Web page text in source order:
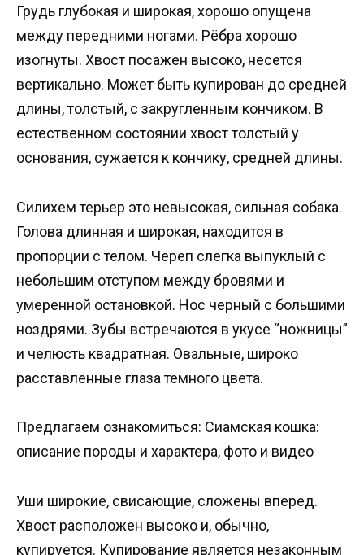
Грудь глубокая и широкая, хорошо опущена
между передними ногами. Рёбра хорошо
изогнуты. Хвост посажен высоко, несется
вертикально. Может быть купирован до средней
длины, толстый, с закругленным кончиком. В
естественном состоянии хвост толстый у
основания, сужается к кончику, средней длины.
Силихем терьер это невысокая, сильная собака.
Голова длинная и широкая, находится в
пропорции с телом. Череп слегка выпуклый с
небольшим отступом между бровями и
умеренной остановкой. Нос черный с большими
ноздрями. Зубы встречаются в укусе “ножницы”
и челюсть квадратная. Овальные, широко
расставленные глаза темного цвета.
Предлагаем ознакомиться: Сиамская кошка:
описание породы и характера, фото и видео
Уши широкие, свисающие, сложены вперед.
Хвост расположен высоко и, обычно,
купируется. Купирование является незаконным